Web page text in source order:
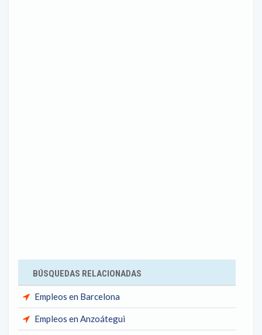
BÚSQUEDAS RELACIONADAS
Empleos en Barcelona
Empleos en Anzoátegui